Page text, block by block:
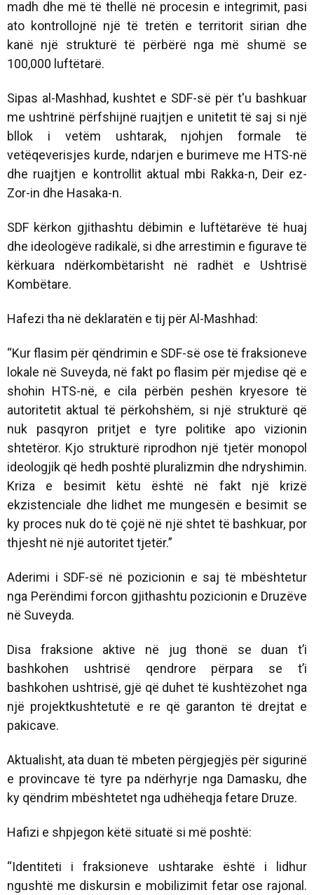
madh dhe më të thellë në procesin e integrimit, pasi
ato kontrollojnë një të tretën e territorit sirian dhe
kanë një strukturë të përbërë nga më shumë se
100,000 luftëtarë.
Sipas al-Mashhad, kushtet e SDF-së për t'u bashkuar
me ushtrinë përfshijnë ruajtjen e unitetit të saj si një
bllok i vetëm ushtarak, njohjen formale të
vetëqeverisjes kurde, ndarjen e burimeve me HTS-në
dhe ruajtjen e kontrollit aktual mbi Rakka-n, Deir ez-
Zor-in dhe Hasaka-n.
SDF kërkon gjithashtu dëbimin e luftëtarëve të huaj
dhe ideologëve radikalë, si dhe arrestimin e figurave të
kërkuara ndërkombëtarisht në radhët e Ushtrisë
Kombëtare.
Hafezi tha në deklaratën e tij për Al-Mashhad:
“Kur flasim për qëndrimin e SDF-së ose të fraksioneve
lokale në Suveyda, në fakt po flasim për mjedise që e
shohin HTS-në, e cila përbën peshën kryesore të
autoritetit aktual të përkohshëm, si një strukturë që
nuk pasqyron pritjet e tyre politike apo vizionin
shtetëror. Kjo strukturë riprodhon një tjetër monopol
ideologjik që hedh poshtë pluralizmin dhe ndryshimin.
Kriza e besimit këtu është në fakt një krizë
ekzistenciale dhe lidhet me mungesën e besimit se
ky proces nuk do të çojë në një shtet të bashkuar, por
thjesht në një autoritet tjetër.”
Aderimi i SDF-së në pozicionin e saj të mbështetur
nga Perëndimi forcon gjithashtu pozicionin e Druzëve
në Suveyda.
Disa fraksione aktive në jug thonë se duan t’i
bashkohen ushtrisë qendrore përpara se t’i
bashkohen ushtrisë, gjë që duhet të kushtëzohet nga
një projektkushtetutë e re që garanton të drejtat e
pakicave.
Aktualisht, ata duan të mbeten përgjegjës për sigurinë
e provincave të tyre pa ndërhyrje nga Damasku, dhe
ky qëndrim mbështetet nga udhëheqja fetare Druze.
Hafizi e shpjegon këtë situatë si më poshtë:
“Identiteti i fraksioneve ushtarake është i lidhur
ngushtë me diskursin e mobilizimit fetar ose rajonal.